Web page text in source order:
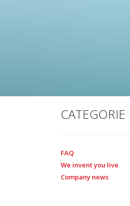
CATEGORIE
FAQ
We invent you live
Company news